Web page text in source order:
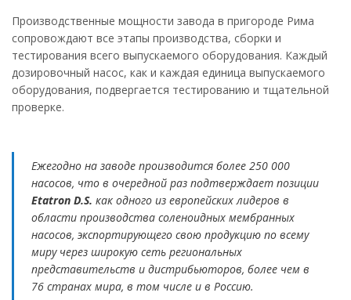
Производственные мощности завода в пригороде Рима
сопровождают все этапы производства, сборки и
тестирования всего выпускаемого оборудования. Каждый
дозировочный насос, как и каждая единица выпускаемого
оборудования, подвергается тестированию и тщательной
проверке.
Ежегодно на заводе производится более 250 000
насосов, что в очередной раз подтверждает позиции
Etatron D.S. как одного из европейских лидеров в
области производства соленоидных мембранных
насосов, экспортирующего свою продукцию по всему
миру через широкую сеть региональных
представительств и дистрибьюторов, более чем в
76 странах мира, в том числе и в Россию.